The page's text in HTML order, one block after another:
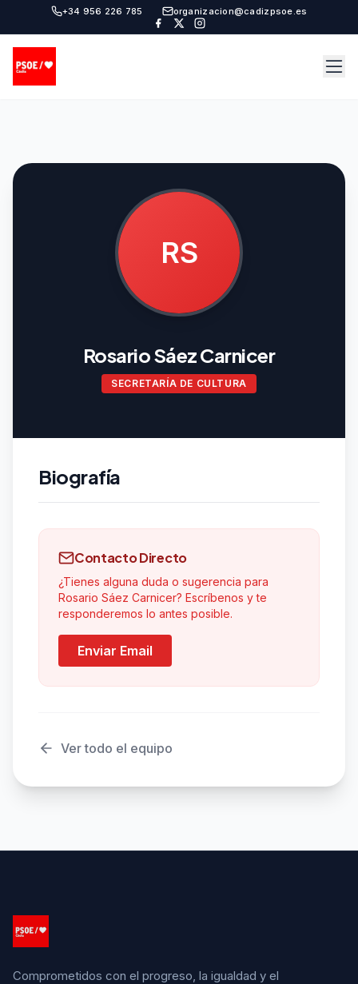
+34 956 226 785 organizacion@cadizpsoe.es
RS
Rosario Sáez Carnicer
SECRETARÍA DE CULTURA
Biografía
Contacto Directo
¿Tienes alguna duda o sugerencia para
Rosario Sáez Carnicer? Escríbenos y te
responderemos lo antes posible.
Enviar Email
Ver todo el equipo
Comprometidos con el progreso, la igualdad y el